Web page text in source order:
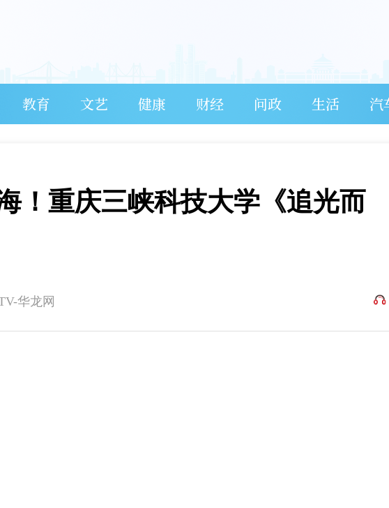
教育 文艺 健康 财经 问政 生活 汽
！重庆三峡科技大学《追光而
华龙网